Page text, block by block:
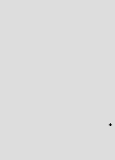
*